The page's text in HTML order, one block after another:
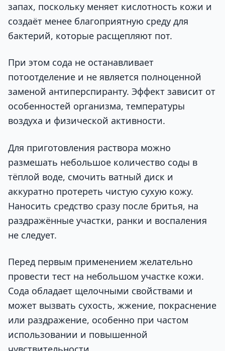
запах, поскольку меняет кислотность кожи и
создаёт менее благоприятную среду для
бактерий, которые расщепляют пот.
При этом сода не останавливает
потоотделение и не является полноценной
заменой антиперспиранту. Эффект зависит от
особенностей организма, температуры
воздуха и физической активности.
Для приготовления раствора можно
размешать небольшое количество соды в
тёплой воде, смочить ватный диск и
аккуратно протереть чистую сухую кожу.
Наносить средство сразу после бритья, на
раздражённые участки, ранки и воспаления
не следует.
Перед первым применением желательно
провести тест на небольшом участке кожи.
Сода обладает щелочными свойствами и
может вызвать сухость, жжение, покраснение
или раздражение, особенно при частом
использовании и повышенной